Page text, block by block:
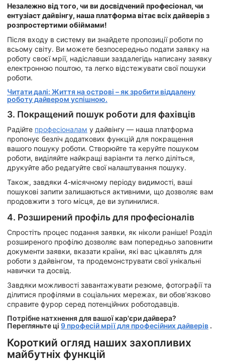
Незалежно від того, чи ви досвідчений професіонал, чи
ентузіаст дайвінгу, наша платформа вітає всіх дайверів з
розпростертими обіймами!
Після входу в систему ви знайдете пропозиції роботи по
всьому світу. Ви можете безпосередньо подати заявку на
роботу своєї мрії, надіславши заздалегідь написану заявку
електронною поштою, та легко відстежувати свої пошуки
роботи.
Читати далі: Життя на острові – як зробити віддалену
роботу дайвером успішною.
3. Покращений пошук роботи для фахівців
Радійте професіоналам у дайвінгу — наша платформа
пропонує безліч додаткових функцій для покращення
вашого пошуку роботи. Створюйте та керуйте пошуком
роботи, виділяйте найкращі варіанти та легко діліться,
друкуйте або редагуйте свої налаштування пошуку.
Також, завдяки 4-місячному періоду видимості, ваші
пошукові запити залишаються активними, що дозволяє вам
продовжити з того місця, де ви зупинилися.
4. Розширений профіль для професіоналів
Спростіть процес подання заявки, як ніколи раніше! Розділ
розширеного профілю дозволяє вам попередньо заповнити
документи заявки, вказати країни, які вас цікавлять для
роботи з дайвінгом, та продемонструвати свої унікальні
навички та досвід.
Завдяки можливості завантажувати резюме, фотографії та
ділитися профілями в соціальних мережах, ви обов’язково
справите фурор серед потенційних роботодавців.
Потрібне натхнення для вашої кар'єри дайвера?
Перегляньте ці 9 професій мрії для професійних дайверів .
Короткий огляд наших захопливих
майбутніх функцій